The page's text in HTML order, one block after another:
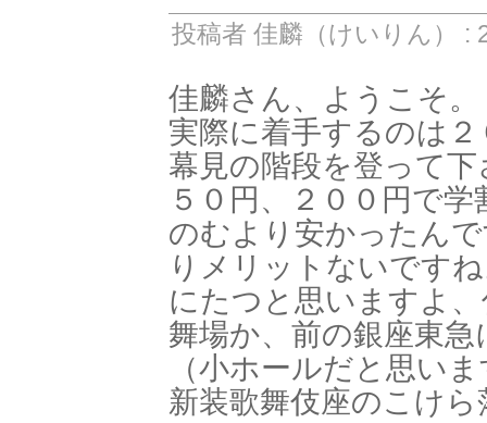
投稿者 佳麟（けいりん） :
佳麟さん、ようこそ。
実際に着手するのは
幕見の階段を登って
５０円、２００円で
のむより安かったん
りメリットないです
にたつと思いますよ
舞場か、前の銀座東
（小ホールだと思い
新装歌舞伎座のこけ